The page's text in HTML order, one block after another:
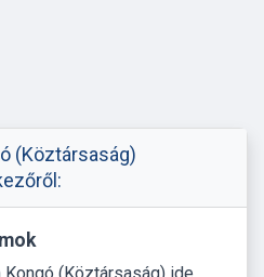
(Köztársaság)